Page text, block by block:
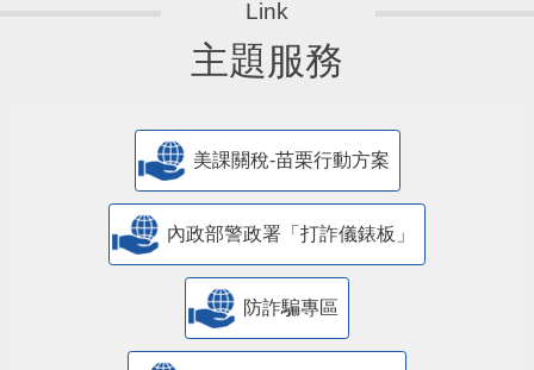
主題服務
美課關稅-苗栗行動方案
內政部警政署「打詐儀錶板」
防詐騙專區